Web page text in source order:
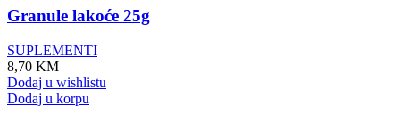
Granule lakoće 25g
SUPLEMENTI
8,70 KM
Dodaj u wishlistu
Dodaj u korpu